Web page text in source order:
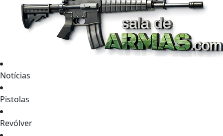
Notícias
Pistolas
Revólver